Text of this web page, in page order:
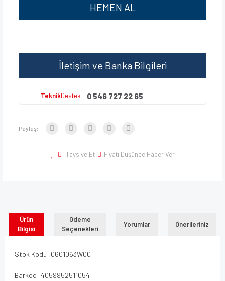
HEMEN AL
İletişim ve Banka Bilgileri
TeknikDestek 0 546 727 22 65
Paylaş:
Tavsiye Et Fiyatı Düşünce Haber Ver
Ürün
Bilgisi
Ödeme
Seçenekleri
Yorumlar Önerileriniz
Stok Kodu: 0601063W00
Barkod: 4059952511054